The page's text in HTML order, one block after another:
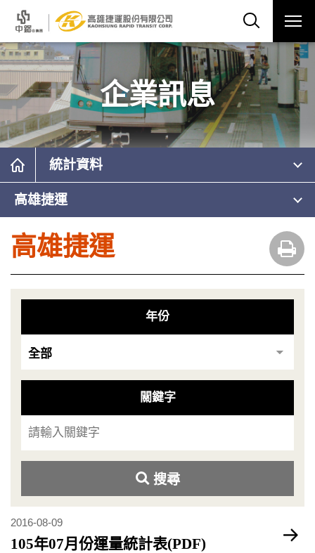
企業訊息
統計資料
高雄捷運
高雄捷運
年份
關鍵字
搜尋
2016-08-09
105年07月份運量統計表(PDF)